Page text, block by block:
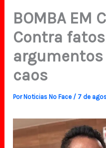
BOMBA EM
Contra
caos
PorNoticias No Face / 7 de